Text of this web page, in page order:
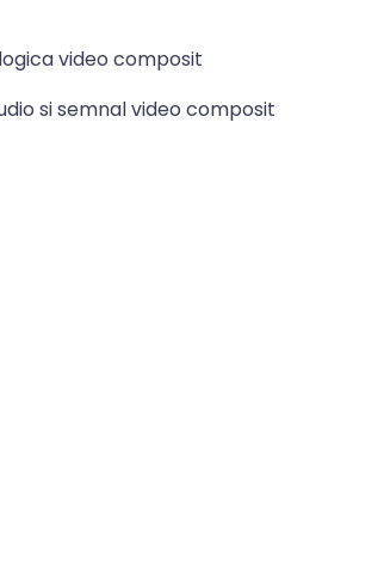
video composit
si semnal video composit